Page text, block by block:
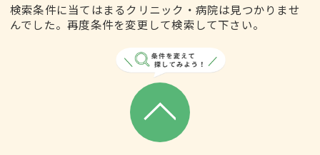
検索条件に当てはまるクリニック・病院は見つかりませ
んでした。再度条件を変更して検索して下さい。